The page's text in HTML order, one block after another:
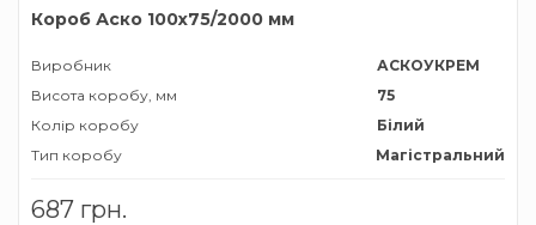
Короб Аско 100х75/2000 мм
Виробник
АСКОУКРЕМ
Висота коробу, мм
75
Колір коробу
Білий
Тип коробу
Магістральний
687 грн.